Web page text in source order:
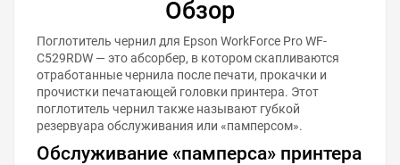
Обзор
Поглотитель чернил для Epson WorkForce Pro WF-
C529RDW — это абсорбер, в котором скапливаются
отработанные чернила после печати, прокачки и
прочистки печатающей головки принтера. Этот
поглотитель чернил также называют губкой
резервуара обслуживания или «памперсом».
Обслуживание «памперса» принтера